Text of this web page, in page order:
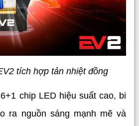
tích hợp tản nhiệt đồng
chip LED hiệu suất cao, bi
ra nguồn sáng mạnh mẽ và